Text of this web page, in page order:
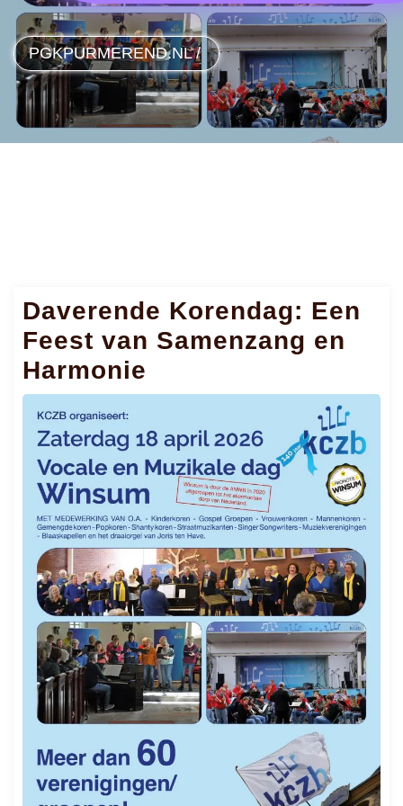
PGKPURMEREND.NL /
Daverende Korendag: Een
Feest van Samenzang en
Harmonie